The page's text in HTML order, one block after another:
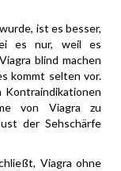
ist es besser,
es nur, weil es
blind machen
kommt selten vor.
Kontraindikationen
von Viagra zu
der Sehschärfe
Viagra ohne